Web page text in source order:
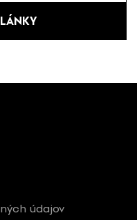
údajov